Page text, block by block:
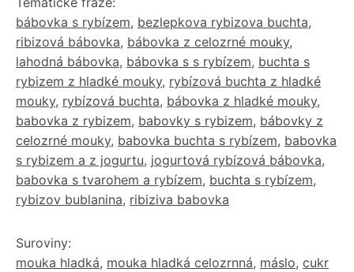
bábovka s rybízem, bezlepkova rybizova buchta,
ribizová bábovka, bábovka z celozrné mouky,
lahodná bábovka, bábovka s s rybízem, buchta s
rybizem z hladké mouky, rybízová buchta z hladké
mouky, rybízová buchta, bábovka z hladké mouky,
babovka z rybizem, babovky s rybizem, bábovky z
celozrné mouky, babovka buchta s rybízem, babovka
s rybizem a z jogurtu, jogurtová rybízová bábovka,
babovka s tvarohem a rybízem, buchta s rybízem,
rybizov bublanina, ribiziva babovka
Suroviny:
mouka hladká, mouka hladká celozrnná, máslo, cukr